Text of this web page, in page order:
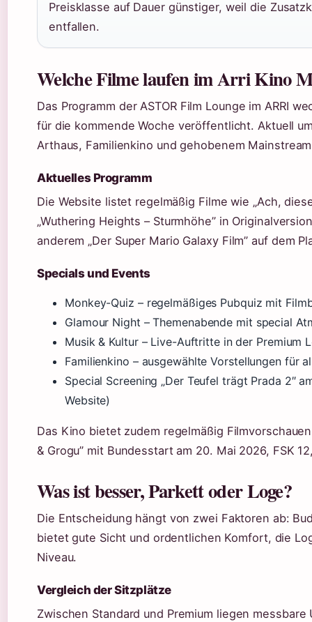
Preisklasse auf Dauer günstiger, weil die
entfallen.
Welche Filme laufen im Arri Kino
Das Programm der ASTOR Film Lounge im ARRI
für die kommende Woche veröffentlicht. Aktuell
Arthaus, Familienkino und gehobenem
Aktuelles Programm
Die Website listet regelmäßig Filme wie „Ach,
„Wuthering Heights – Sturmhöhe” in
anderem „Der Super Mario Galaxy Film” auf dem
Specials und Events
Monkey-Quiz – regelmäßiges Pubquiz mit
Glamour Night – Themenabende mit special
Musik & Kultur – Live-Auftritte in der Premium
Familienkino – ausgewählte Vorstellungen für
Special Screening „Der Teufel trägt Prada 2″
Website)
Das Kino bietet zudem regelmäßig
& Grogu” mit Bundesstart am 20. Mai 2026, FSK
Was ist besser, Parkett oder Loge?
Die Entscheidung hängt von zwei Faktoren ab:
bietet gute Sicht und ordentlichen Komfort, die
Niveau.
Vergleich der Sitzplätze
Zwischen Standard und Premium liegen